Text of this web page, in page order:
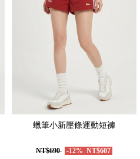
蠟筆小新壓條運動短褲
NT$690 -12% NT$607